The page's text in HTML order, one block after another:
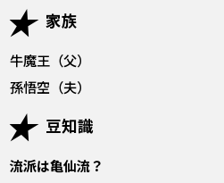
家族
牛魔王（父）
孫悟空（夫）
豆知識
流派は亀仙流？